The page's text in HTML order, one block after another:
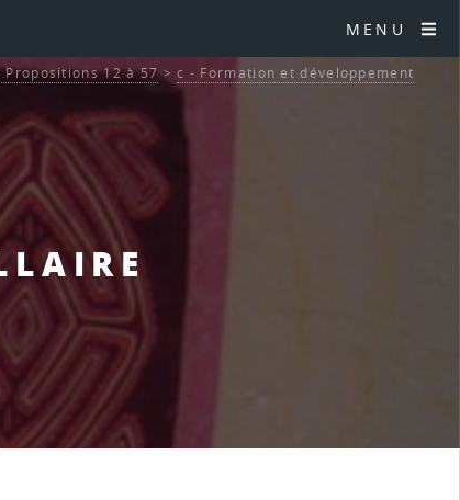
MENU
12 à 57>c - Formation et développement